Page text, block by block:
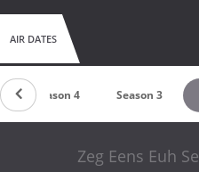
AIR DATES
Season 4 Season 3
Zeg Eens Euh